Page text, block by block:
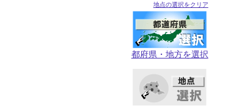
地点の選択をクリア
都府県・地方を選択